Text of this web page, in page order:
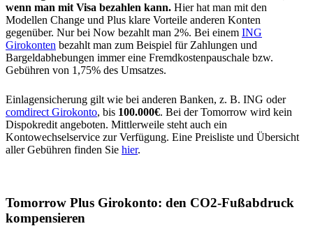
wenn man mit Visa bezahlen kann. Hier hat man mit den
Modellen Change und Plus klare Vorteile anderen Konten
gegenüber. Nur bei Now bezahlt man 2%. Bei einem ING
Girokonten bezahlt man zum Beispiel für Zahlungen und
Bargeldabhebungen immer eine Fremdkostenpauschale bzw.
Gebühren von 1,75% des Umsatzes.
Einlagensicherung gilt wie bei anderen Banken, z. B. ING oder
comdirect Girokonto, bis 100.000€. Bei der Tomorrow wird kein
Dispokredit angeboten. Mittlerweile steht auch ein
Kontowechselservice zur Verfügung. Eine Preisliste und Übersicht
aller Gebühren finden Sie hier.
Tomorrow Plus Girokonto: den CO2-Fußabdruck
kompensieren